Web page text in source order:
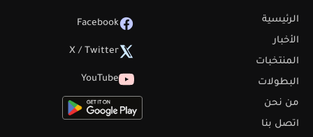
الرئيسية
الأخبار
المنتخبات
البطولات
من نحن
اتصل بنا
Facebook
X / Twitter
YouTube